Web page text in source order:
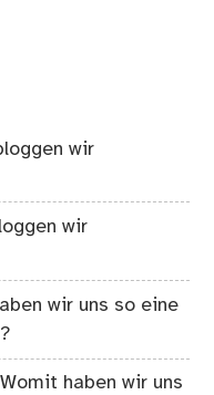
wir
wir
wir uns so eine
haben wir uns